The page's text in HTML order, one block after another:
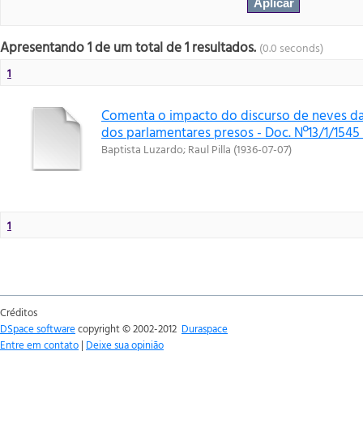
Apresentando 1 de um total de 1 resultados. (0.0 seconds)
1
Comenta o impacto do discurso de neves
dos parlamentares presos - Doc. Nº13/1/
Baptista Luzardo;Raul Pilla (1936-07-07)
1
Créditos
DSpace softwarecopyright © 2002-2012 Duraspace
Entre em contato | Deixe sua opinião